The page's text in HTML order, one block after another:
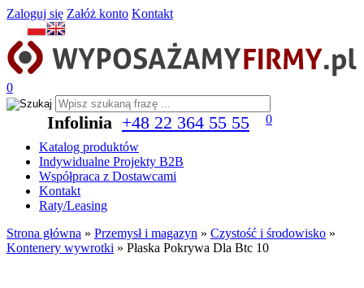
Zaloguj się Załóż konto Kontakt
0
Infolinia +48 22 364 55 55
0
Katalog produktów
Indywidualne Projekty B2B
Współpraca z Dostawcami
Kontakt
Raty/Leasing
Strona główna » Przemysł i magazyn » Czystość i środowisko »
Kontenery wywrotki » Płaska Pokrywa Dla Btc 10